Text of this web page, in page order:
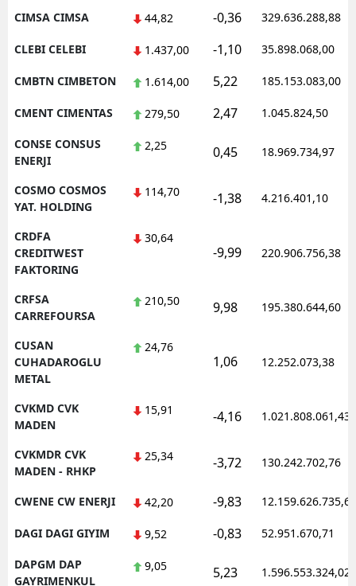
CIMSA CIMSA 44,82 -0,36 329.636.288,88
CLEBI CELEBI 1.437,00 -1,10 35.898.068,00
CMBTN CIMBETON 1.614,00 5,22 185.153.083,00
CMENT CIMENTAS 279,50 2,47 1.045.824,50
CONSE CONSUS
ENERJI
2,25 0,45 18.969.734,97
COSMO COSMOS
YAT. HOLDING
114,70 -1,38 4.216.401,10
CRDFA
CREDITWEST
FAKTORING
30,64
-9,99 220.906.756,38
CRFSA
CARREFOURSA
210,50 9,98 195.380.644,60
CUSAN
CUHADAROGLU
METAL
24,76
1,06 12.252.073,38
CVKMD CVK
MADEN
15,91 -4,16 1.021.808.061,43
CVKMDR CVK
MADEN - RHKP
25,34 -3,72 130.242.702,76
CWENE CW ENERJI 42,20 -9,83 12.159.626.735,62
DAGI DAGI GIYIM 9,52 -0,83 52.951.670,71
DAPGM DAP
GAYRIMENKUL
9,05 5,23 1.596.553.324,02